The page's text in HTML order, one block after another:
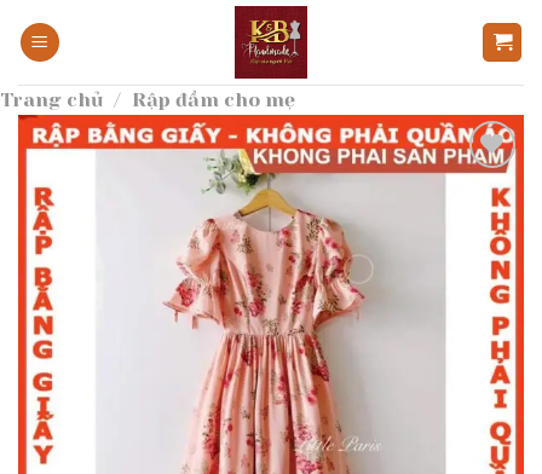
qua
dung
Trang chủ / Rập đầm cho mẹ
Add to
wishlist